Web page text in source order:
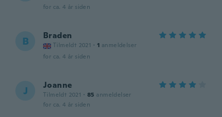
for ca. 4 år siden
B Braden
Tilmeldt 2021 · 1 anmeldelser
for ca. 4 år siden
J Joanne
Tilmeldt 2021 · 85 anmeldelser
for ca. 4 år siden